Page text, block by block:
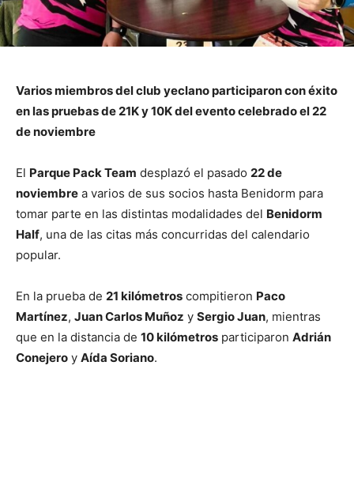
Varios miembros del club yeclano participaron con éxito
en las pruebas de 21K y 10K del evento celebrado el 22
de noviembre
El Parque Pack Team desplazó el pasado 22 de
noviembre a varios de sus socios hasta Benidorm para
tomar parte en las distintas modalidades del Benidorm
Half, una de las citas más concurridas del calendario
popular.
En la prueba de 21 kilómetros compitieron Paco
Martínez, Juan Carlos Muñoz y Sergio Juan, mientras
que en la distancia de 10 kilómetros participaron Adrián
Conejero y Aída Soriano.